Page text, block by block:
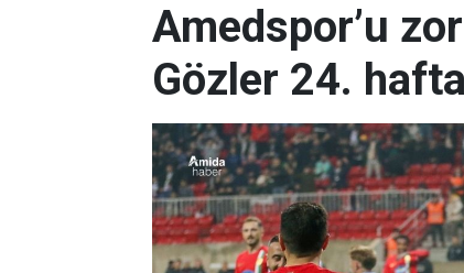
Amedspor’u
Gözler 24.